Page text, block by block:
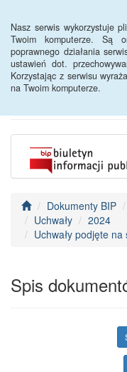
Nasz serwis wykorzystuje
Twoim komputerze. Są
poprawnego działania
ustawień dot.
Korzystając z serwisu
na Twoim komputerze.
BIP -
Dokumenty BIP
Uchwały
2024
Uchwały podjęte
Spis